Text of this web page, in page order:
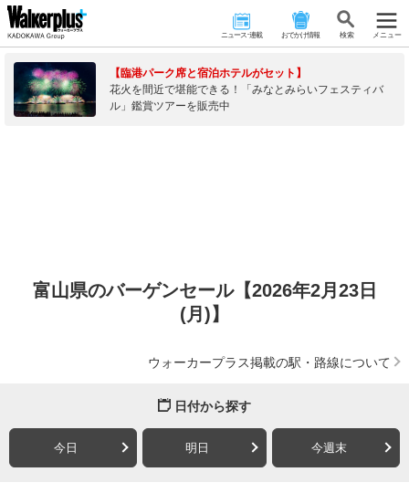
ニュース･連載 おでかけ情報 検 索 メニュー
【臨港パーク席と宿泊ホテルがセット】
花火を間近で堪能できる！「みなとみらいフェスティバ
ル」鑑賞ツアーを販売中
富山県のバーゲンセール【2026年2月23日
(月)】
ウォーカープラス掲載の駅・路線について
日付から探す
今日 明日 今週末